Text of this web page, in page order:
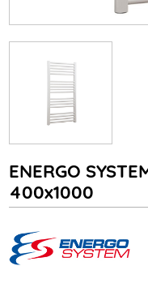
ENERGO
400x1000